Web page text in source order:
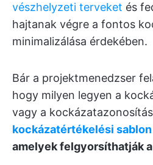
vészhelyzeti terveket és
hajtanak végre a fontos
minimalizálása érdekében.
Bár a projektmenedzser
hogy milyen legyen a
vagy a
kockázatértékelési sablon
amelyek felgyorsíthatják